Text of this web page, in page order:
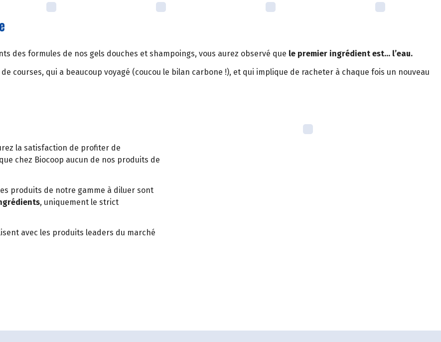
des formules de nos gels douches et shampoings, vous aurez observé que le premier ingrédient est… l’eau.
courses, qui a beaucoup voyagé (coucou le bilan carbone !), et qui implique de racheter à chaque fois un nouveau
la satisfaction de profiter de
chez Biocoop aucun de nos produits de
produits de notre gamme à diluer sont
, uniquement le strict
avec les produits leaders du marché